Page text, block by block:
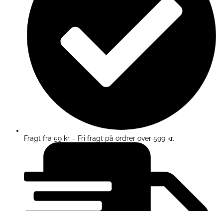
Fragt fra 59 kr. - Fri fragt på ordrer over 599 kr.